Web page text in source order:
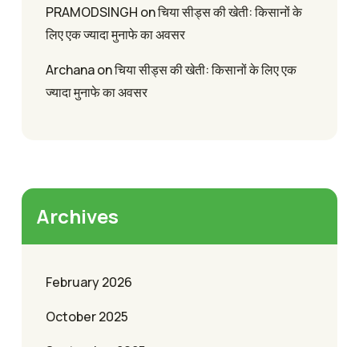
PRAMODSINGH onचिया सीड्स की खेती: किसानों के
लिए एक ज्यादा मुनाफे का अवसर
Archanaonचिया सीड्स की खेती: किसानों के लिए एक
ज्यादा मुनाफे का अवसर
Archives
February 2026
October 2025